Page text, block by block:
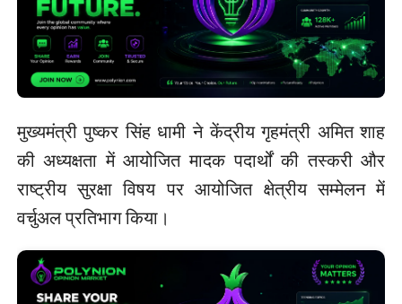
मुख्यमंत्री पुष्कर सिंह धामी ने केंद्रीय गृहमंत्री अमित शाह
की अध्यक्षता में आयोजित मादक पदार्थों की तस्करी और
राष्ट्रीय सुरक्षा विषय पर आयोजित क्षेत्रीय सम्मेलन में
वर्चुअल प्रतिभाग किया।